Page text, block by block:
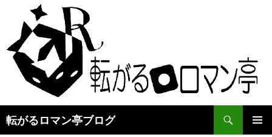
転がるロマン亭ブログ
検
索